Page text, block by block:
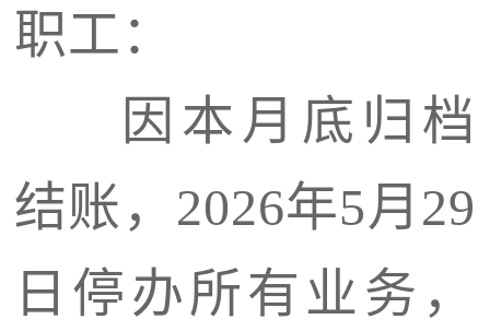
职工：
因本月底归档
结账， 2026年5月 29
日停办所有业务，